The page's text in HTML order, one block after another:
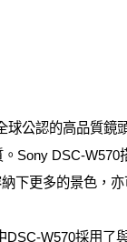
公認的高品質鏡
Sony DSC-W570
下更多的景色，
W570採用了